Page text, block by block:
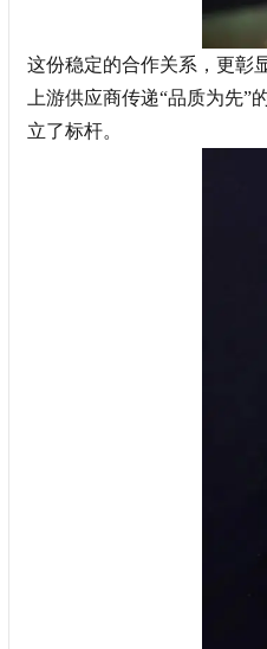
这份稳定的合作关系，更彰
上游供应商传递“品质为先
立了标杆。